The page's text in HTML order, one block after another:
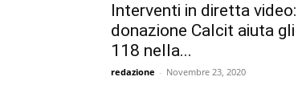
Interventi in diretta video:
donazione Calcit aiuta
118 nella...
redazione - Novembre 23, 2020